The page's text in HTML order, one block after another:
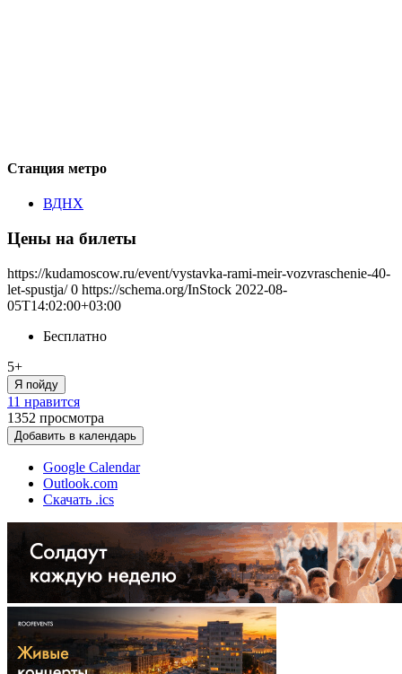
Станция метро
ВДНХ
Цены на билеты
https://kudamoscow.ru/event/vystavka-rami-meir-vozvraschenie-40-
let-spustja/ 0 https://schema.org/InStock 2022-08-
05T14:02:00+03:00
Бесплатно
5+
Я пойду
11 нравится
1352 просмотра
Добавить в календарь
Google Calendar
Outlook.com
Скачать .ics